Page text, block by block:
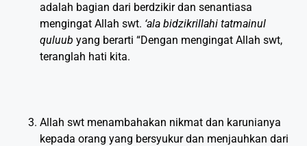
adalah bagian dari berdzikir dan senantiasa
mengingat Allah swt. ‘ala bidzikrillahi tatmainul
quluub yang berarti “Dengan mengingat Allah swt,
teranglah hati kita.
Allah swt menambahakan nikmat dan karunianya
kepada orang yang bersyukur dan menjauhkan dari